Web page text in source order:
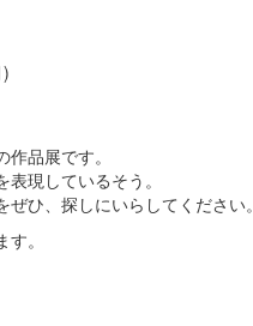
品展です。
現しているそう。
ひ、探しにいらしてください。
。